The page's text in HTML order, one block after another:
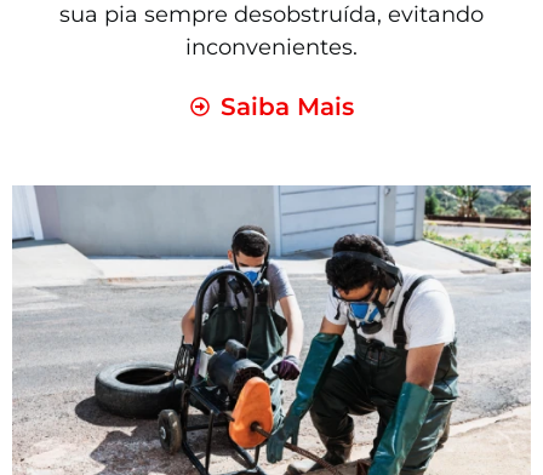
sua pia sempre desobstruída, evitando
inconvenientes.
Saiba Mais